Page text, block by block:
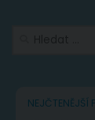
NEJČTENĚJŠÍ